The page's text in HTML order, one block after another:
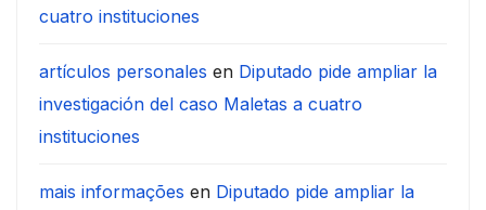
cuatro instituciones
artículos personales en Diputado pide ampliar la
investigación del caso Maletas a cuatro
instituciones
mais informações en Diputado pide ampliar la